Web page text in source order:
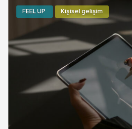
FEEL UP Kişisel gelişim